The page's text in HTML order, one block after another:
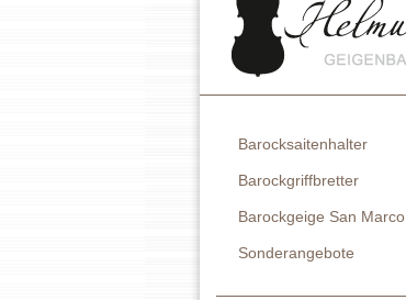
Barocksaitenhalter
Barockgriffbretter
Barockgeige San Marco
Sonderangebote